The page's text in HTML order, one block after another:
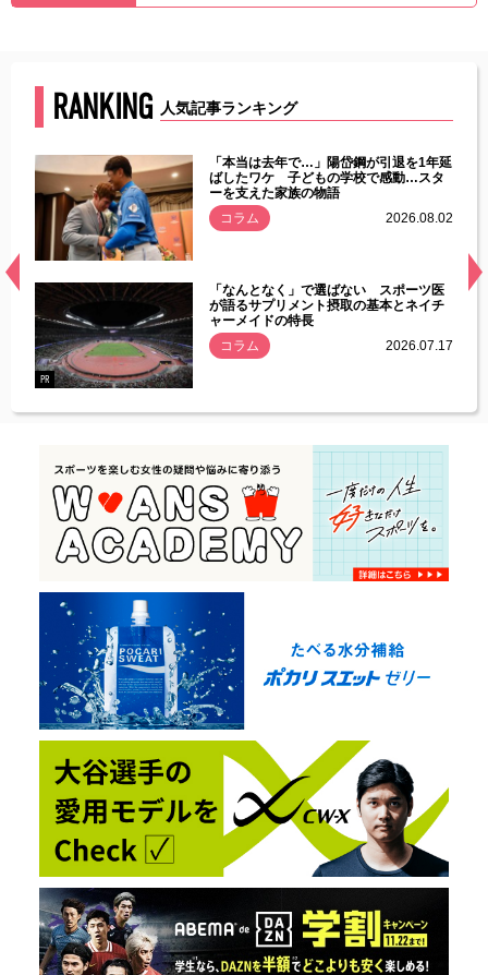
RANKING 人気記事ランキング
常
「本当は去年で…」陽岱鋼が引退を1年延
ばしたワケ 子どもの学校で感動…スタ
ーを支えた家族の物語
コラム
2026.08.02
PR
「なんとなく」で選ばない スポーツ医
が語るサプリメント摂取の基本とネイチ
ャーメイドの特長
コラム
2026.07.17